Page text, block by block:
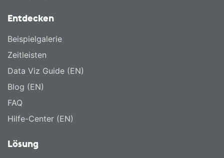
Entdecken
Beispielgalerie
Zeitleisten
Data Viz Guide (EN)
Blog (EN)
FAQ
Hilfe-Center (EN)
Lösung